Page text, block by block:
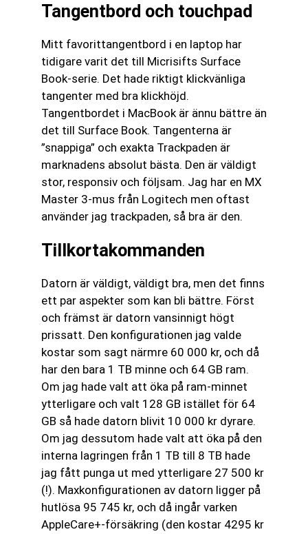
Tangentbord och touchpad
Mitt favorittangentbord i en laptop har
tidigare varit det till Micrisifts Surface
Book-serie. Det hade riktigt klickvänliga
tangenter med bra klickhöjd.
Tangentbordet i MacBook är ännu bättre än
det till Surface Book. Tangenterna är
”snappiga” och exakta Trackpaden är
marknadens absolut bästa. Den är väldigt
stor, responsiv och följsam. Jag har en MX
Master 3-mus från Logitech men oftast
använder jag trackpaden, så bra är den.
Tillkortakommanden
Datorn är väldigt, väldigt bra, men det finns
ett par aspekter som kan bli bättre. Först
och främst är datorn vansinnigt högt
prissatt. Den konfigurationen jag valde
kostar som sagt närmre 60 000 kr, och då
har den bara 1 TB minne och 64 GB ram.
Om jag hade valt att öka på ram-minnet
ytterligare och valt 128 GB istället för 64
GB så hade datorn blivit 10 000 kr dyrare.
Om jag dessutom hade valt att öka på den
interna lagringen från 1 TB till 8 TB hade
jag fått punga ut med ytterligare 27 500 kr
(!). Maxkonfigurationen av datorn ligger på
hutlösa 95 745 kr, och då ingår varken
AppleCare+-försäkring (den kostar 4295 kr